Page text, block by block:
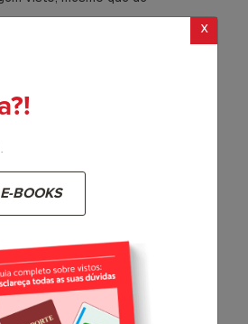
o peso e a
de bagagem
Austrália
malas de 23 quilos. No
domésticos na Austrália, esse
se de que o clima
não é necessário lotar a
x
BOOKS